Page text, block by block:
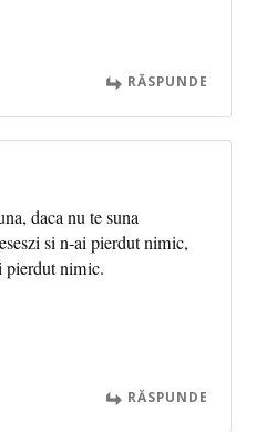
RĂSPUNDE
daca nu te suna
si n-ai pierdut nimic,
pierdut nimic.
RĂSPUNDE